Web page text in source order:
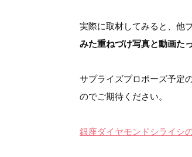
実際に取材してみると、他
みた重ねづけ写真と動画た
サプライズプロポーズ予定
のでご期待ください。
銀座ダイヤモンドシライシ